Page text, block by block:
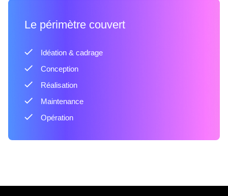
Le périmètre couvert
Idéation & cadrage
Conception
Réalisation
Maintenance
Opération